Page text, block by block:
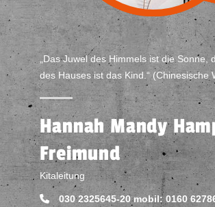
„Das Juwel des Himmels ist die Sonne,
des Hauses ist das Kind.“ (Chinesische
Hannah Mandy
Freimund
Kitaleitung
030 2325645-20 mobil: 0160